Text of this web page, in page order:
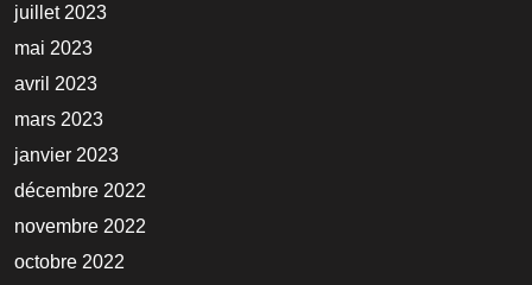
juillet 2023
mai 2023
avril 2023
mars 2023
janvier 2023
décembre 2022
novembre 2022
octobre 2022